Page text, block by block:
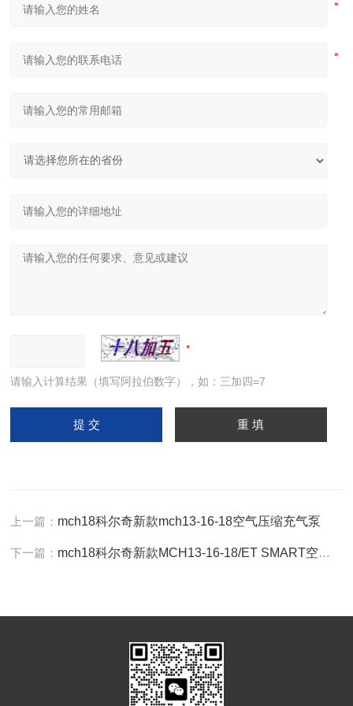
请输入计算结果（填写阿拉伯数字），如：三加四=7
上一篇： mch18科尔奇新款mch13-16-18空气压缩充气泵
下一篇： mch18科尔奇新款MCH13-16-18/ET SMART空气充填泵